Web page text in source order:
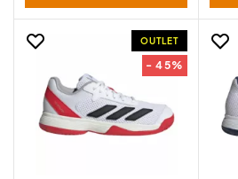
OUTLET
- 45%